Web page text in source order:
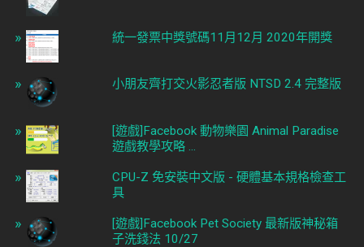
統一發票中獎號碼11月12月 2020年開獎
小朋友齊打交火影忍者版 NTSD 2.4 完整版
[遊戲]Facebook 動物樂園 Animal Paradise
遊戲教學攻略 ...
CPU-Z 免安裝中文版 - 硬體基本規格檢查工
具
[遊戲]Facebook Pet Society 最新版神秘箱
子洗錢法 10/27